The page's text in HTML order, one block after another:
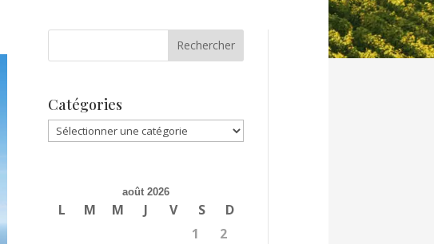
Catégories
Catégories
août 2026
L M M J V S
D
1
2